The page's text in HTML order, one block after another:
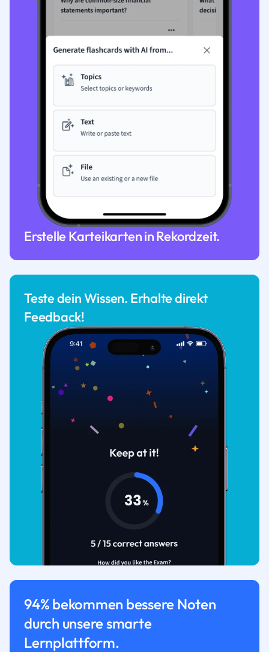
Erstelle Karteikarten in Rekordzeit.
Teste dein Wissen. Erhalte direkt
Feedback!
94% bekommen bessere Noten
durch unsere smarte
Lernplattform.